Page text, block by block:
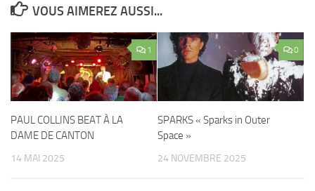
VOUS AIMEREZ AUSSI...
1
PAUL COLLINS BEAT À LA
DAME DE CANTON
14 MAI 2025
0
SPARKS « Sparks in Outer
Space »
24 NOVEMBRE 2025